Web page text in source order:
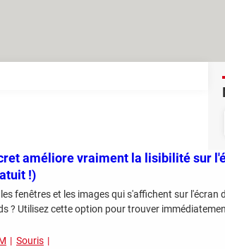
améliore vraiment la lisibilité sur
!)
les fenêtres et les images qui s'affichent sur
? Utilisez cette option pour trouver
Souris